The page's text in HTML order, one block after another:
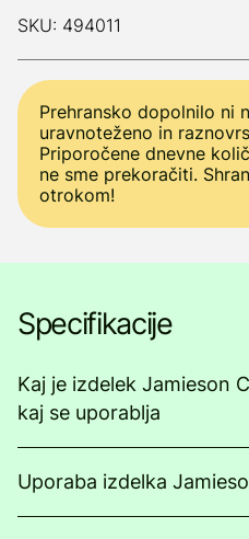
SKU: 494011
Prehransko dopolnilo ni
uravnoteženo in
Priporočene dnevne
ne sme prekoračiti.
otrokom!
Specifikacije
Kaj je izdelek Jamieson
kaj se uporablja
Uporaba izdelka